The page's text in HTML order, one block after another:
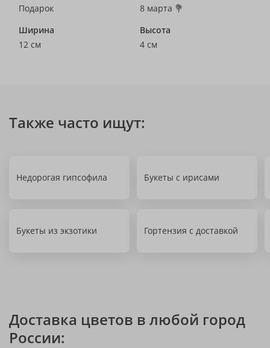
Подарок
8 марта 💐
Ширина
12 см
Высота
4 см
Также часто ищут:
Недорогая гипсофила Букеты с ирисами
Букеты из экзотики Гортензия с доставкой
Доставка цветов в любой город
России: